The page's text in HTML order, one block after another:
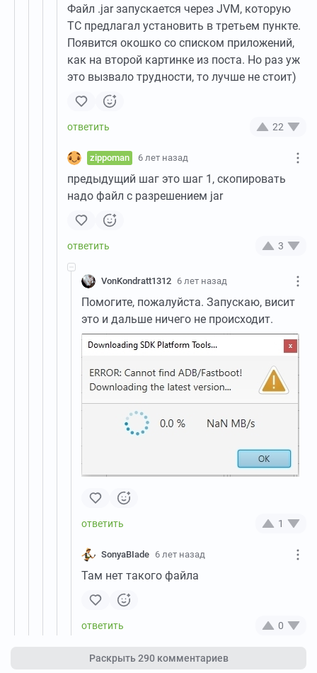
Файл .jar запускается через JVM, которую
ТС предлагал установить в третьем пункте.
Появится окошко со списком приложений,
как на второй картинке из поста. Но раз уж
это вызвало трудности, то лучше не стоит)
22
zippoman 6 лет назад
предыдущий шаг это шаг 1, скопировать
надо файл с разрешением jar
3
VonKondratt1312 6 лет назад
Помогите, пожалуйста. Запускаю, висит
это и дальше ничего не происходит.
1
SonyaBIade 6 лет назад
Там нет такого файла
0
Раскрыть290 комментариев